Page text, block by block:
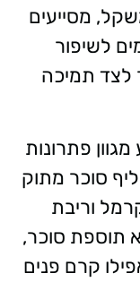
מסייעים
לשיפור
לצד תמיכה
פתרונות
סוכר מתוק
וריבת
תוספת סוכר,
קרם פנים